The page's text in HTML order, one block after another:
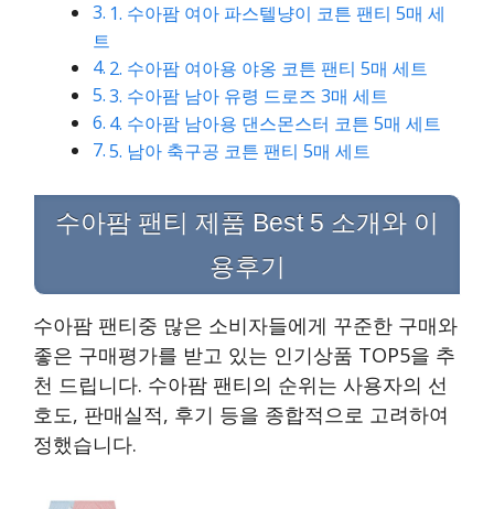
1. 수아팜 여아 파스텔냥이 코튼 팬티 5매 세
트
2. 수아팜 여아용 야옹 코튼 팬티 5매 세트
3. 수아팜 남아 유령 드로즈 3매 세트
4. 수아팜 남아용 댄스몬스터 코튼 5매 세트
5. 남아 축구공 코튼 팬티 5매 세트
수아팜 팬티 제품 Best 5 소개와 이
용후기
수아팜 팬티중 많은 소비자들에게 꾸준한 구매와
좋은 구매평가를 받고 있는 인기상품 TOP5을 추
천 드립니다. 수아팜 팬티의 순위는 사용자의 선
호도, 판매실적, 후기 등을 종합적으로 고려하여
정했습니다.